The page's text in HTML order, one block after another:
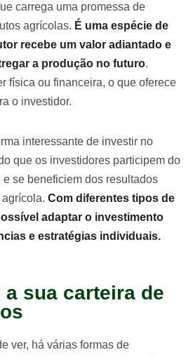
carrega uma promessa de
agrícolas. É uma espécie de
recebe um valor adiantado e
a produção no futuro.
física ou financeira, o que oferece
o investidor.
interessante de investir no
que os investidores participem do
se beneficiem dos resultados
Com diferentes tipos de
adaptar o investimento
e estratégias individuais.
sua carteira de
ver, há várias formas de